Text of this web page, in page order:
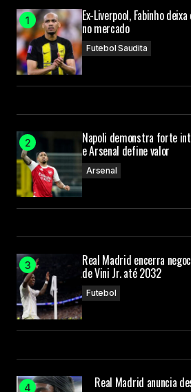
Ex-Liverpool, Fabinho
no mercado
Futebol Saudita
Napoli demonstra forte
e Arsenal define valor
Arsenal
Real Madrid encerra
de Vini Jr. até 2032
Futebol
Real Madrid anuncia